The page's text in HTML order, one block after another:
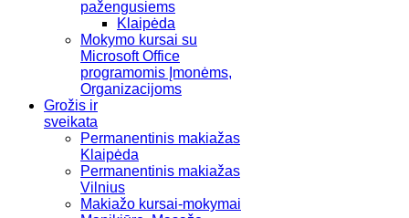
pažengusiems
Klaipėda
Mokymo kursai su
Microsoft Office
programomis Įmonėms,
Organizacijoms
Grožis ir
sveikata
Permanentinis makiažas
Klaipėda
Permanentinis makiažas
Vilnius
Makiažo kursai-mokymai